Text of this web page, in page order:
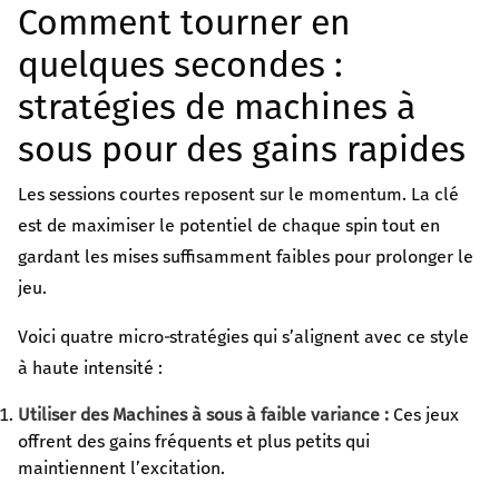
Comment tourner en
quelques secondes :
stratégies de machines à
sous pour des gains rapides
Les sessions courtes reposent sur le momentum. La clé
est de maximiser le potentiel de chaque spin tout en
gardant les mises suffisamment faibles pour prolonger le
jeu.
Voici quatre micro‑stratégies qui s’alignent avec ce style
à haute intensité :
Utiliser des Machines à sous à faible variance : Ces jeux
offrent des gains fréquents et plus petits qui
maintiennent l’excitation.